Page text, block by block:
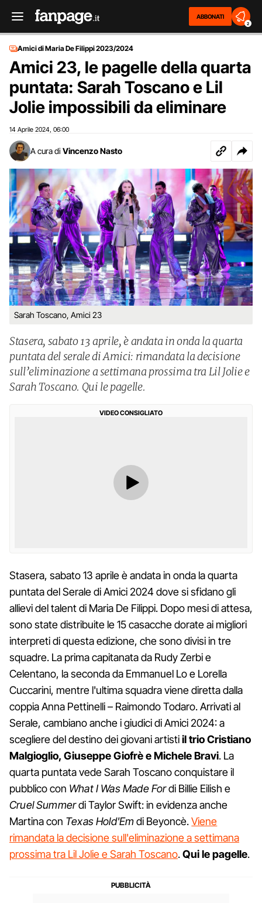
ABBONATI
2
Amici di Maria De Filippi 2023/2024
Amici 23, le pagelle della quarta
puntata: Sarah Toscano e Lil
Jolie impossibili da eliminare
14 Aprile 2024 06:00
A cura di Vincenzo Nasto
Sarah Toscano, Amici 23
Stasera, sabato 13 aprile, è andata in onda la quarta
puntata del serale di Amici: rimandata la decisione
sull’eliminazione a settimana prossima tra Lil Jolie e
Sarah Toscano. Qui le pagelle.
VIDEO CONSIGLIATO
Stasera, sabato 13 aprile è andata in onda la quarta
puntata del Serale di Amici 2024 dove si sfidano gli
allievi del talent di Maria De Filippi. Dopo mesi di attesa,
sono state distribuite le 15 casacche dorate ai migliori
interpreti di questa edizione, che sono divisi in tre
squadre. La prima capitanata da Rudy Zerbi e
Celentano, la seconda da Emmanuel Lo e Lorella
Cuccarini, mentre l'ultima squadra viene diretta dalla
coppia Anna Pettinelli – Raimondo Todaro. Arrivati al
Serale, cambiano anche i giudici di Amici 2024: a
scegliere del destino dei giovani artistiil trio Cristiano
Malgioglio, Giuseppe Giofrè e Michele Bravi. La
quarta puntata vede Sarah Toscano conquistare il
pubblico con What I Was Made Fordi Billie Eilish e
Cruel Summerdi Taylor Swift: in evidenza anche
Martina con Texas Hold'Emdi Beyoncè.Viene
rimandata la decisione sull'eliminazione a settimana
prossima tra Lil Jolie e Sarah Toscano.Qui le pagelle.